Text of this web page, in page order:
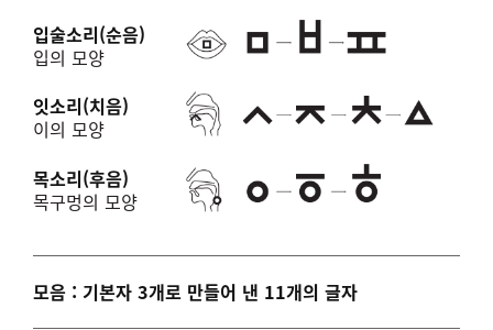
입술소리(순음)
입의 모양
잇소리(치음)
이의 모양
목소리(후음)
목구멍의 모양
모음 : 기본자 3개로 만들어 낸 11개의 글자